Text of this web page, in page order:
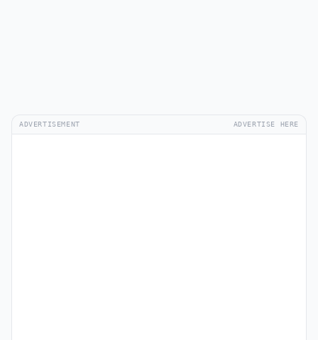
ADVERTISEMENT ADVERTISE HERE